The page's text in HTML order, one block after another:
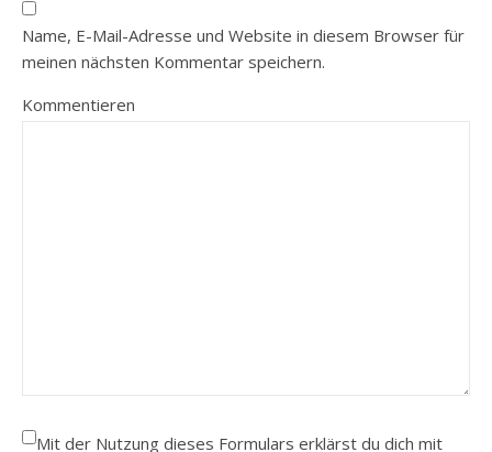
Name, E-Mail-Adresse und Website in diesem Browser für
meinen nächsten Kommentar speichern.
Kommentieren
Mit der Nutzung dieses Formulars erklärst du dich mit